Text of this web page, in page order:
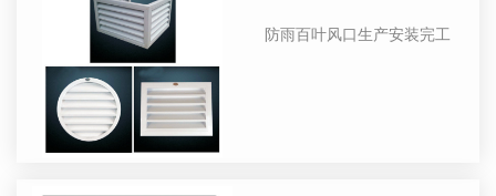
工
防雨百叶风口生产安装完工